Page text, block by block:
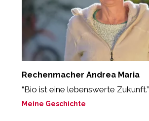
Rechenmacher Andrea Maria
“Bio ist eine lebenswerte Zukunft.”
Meine Geschichte